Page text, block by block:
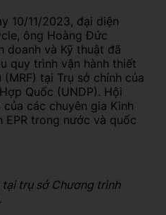
10/11/2023, đại diện
ông Hoàng Đức
doanh và Kỹ thuật đã
quy trình vận hành thiết
tại Trụ sở chính của
Quốc (UNDP). Hội
các chuyên gia Kinh
trong nước và quốc
trụ sở Chương trình